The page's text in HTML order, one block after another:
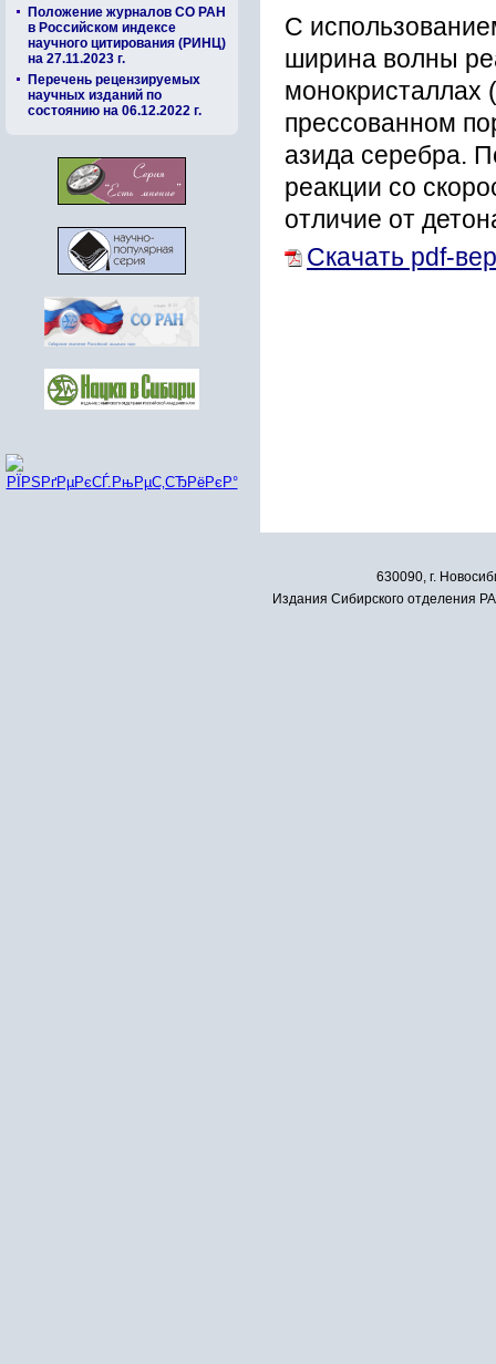
Положение журналов СО РАН
в Российском индексе
научного цитирования (РИНЦ)
на 27.11.2023 г.
Перечень рецензируемых
научных изданий по
состоянию на 06.12.2022 г.
С
ширина волны
монокристаллах
прессованном
азида серебра.
реакции со
отличие от
Скачать pdf-
630090, г.
Издания Сибирского отделения